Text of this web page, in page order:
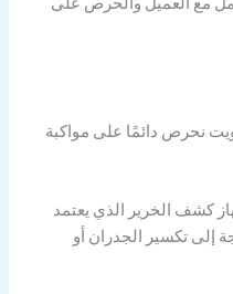
مع العميل والحرص على
نحرص دائمًا على مواكبة
كشف الخرير الذي يعتمد
إلى تكسير الجدران أو